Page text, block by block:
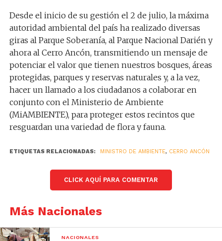
Desde el inicio de su gestión el 2 de julio, la máxima
autoridad ambiental del país ha realizado diversas
giras al Parque Soberanía, al Parque Nacional Darién y
ahora al Cerro Ancón, transmitiendo un mensaje de
potenciar el valor que tienen nuestros bosques, áreas
protegidas, parques y reservas naturales y, a la vez,
hacer un llamado a los ciudadanos a colaborar en
conjunto con el Ministerio de Ambiente
(MiAMBIENTE), para proteger estos recintos que
resguardan una variedad de flora y fauna.
ETIQUETAS RELACIONADAS: MINISTRO DE AMBIENTE, CERRO ANCÓN
CLICK AQUÍ PARA COMENTAR
Más Nacionales
NACIONALES